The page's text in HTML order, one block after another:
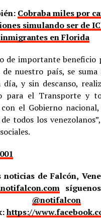
Cobraba miles por
simulando ser de
inmigrantes en Florida
de importante beneficio
nuestro país, se suma
día, y sin descanso,
para el Transporte y
el Gobierno
todos los
noticias de Falcón,
@notifalcon
https://